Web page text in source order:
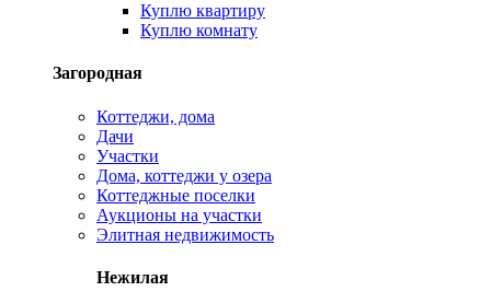
Куплю квартиру
Куплю комнату
Загородная
Коттеджи, дома
Дачи
Участки
Дома, коттеджи у озера
Коттеджные поселки
Аукционы на участки
Элитная недвижимость
Нежилая